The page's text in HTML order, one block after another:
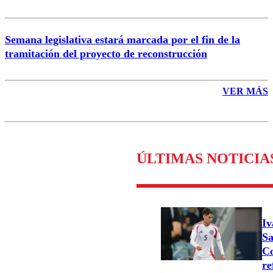
Semana legislativa estará marcada por el fin de la
tramitación del proyecto de reconstrucción
VER MÁS
ÚLTIMAS